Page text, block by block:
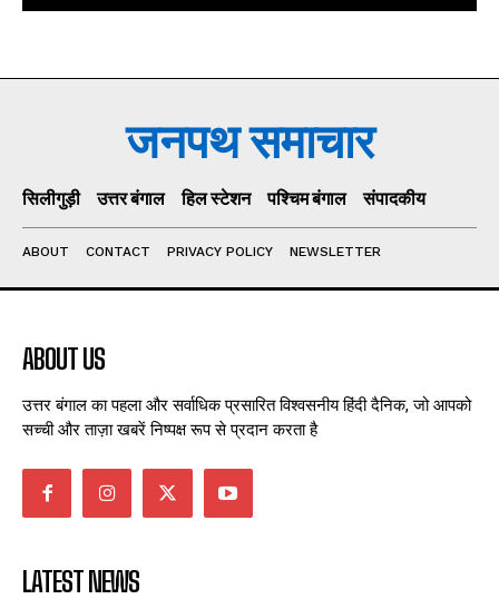
जनपथ समाचार
सिलीगुड़ी उत्तर बंगाल हिल स्टेशन पश्चिम बंगाल संपादकीय
ABOUT CONTACT PRIVACY POLICY NEWSLETTER
ABOUT US
उत्तर बंगाल का पहला और सर्वाधिक प्रसारित विश्वसनीय हिंदी दैनिक, जो आपको
सच्ची और ताज़ा खबरें निष्पक्ष रूप से प्रदान करता है
LATEST NEWS